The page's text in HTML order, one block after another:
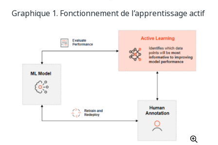
Graphique 1. Fonctionnement de l’apprentissage actif